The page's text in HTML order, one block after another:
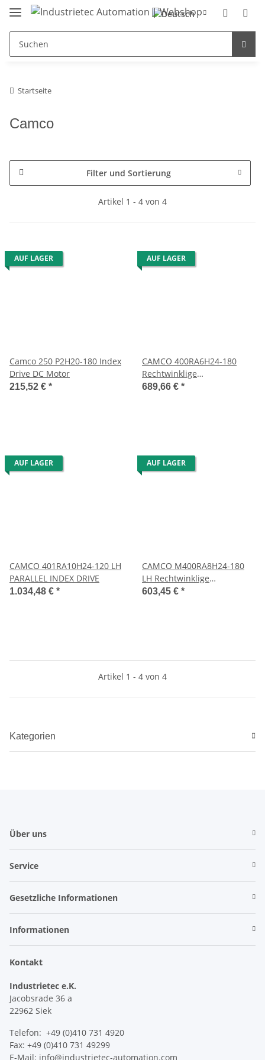
Startseite
Camco
Filter und Sortierung
Artikel 1 - 4 von 4
AUF LAGER
Camco 250 P2H20-180 Index
Drive DC Motor
215,52 € *
AUF LAGER
CAMCO 400RA6H24-180
Rechtwinklige
Schrittschaltgetriebe
689,66 € *
AUF LAGER
CAMCO 401RA10H24-120 LH
PARALLEL INDEX DRIVE
1.034,48 € *
AUF LAGER
CAMCO M400RA8H24-180
LH Rechtwinklige
Schrittschaltgetriebe
603,45 € *
Artikel 1 - 4 von 4
Kategorien
Über uns
Service
Gesetzliche Informationen
Informationen
Kontakt
Industrietec e.K.
Jacobsrade 36 a
22962 Siek
Telefon: +49 (0)410 731 4920
Fax: +49 (0)410 731 49299
E-Mail: info@industrietec-automation.com